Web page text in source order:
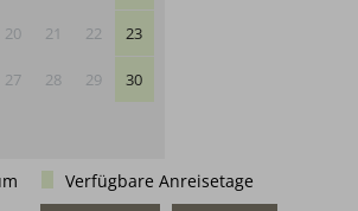
20 21 22 23
27 28 29 30
Verfügbare Anreisetage